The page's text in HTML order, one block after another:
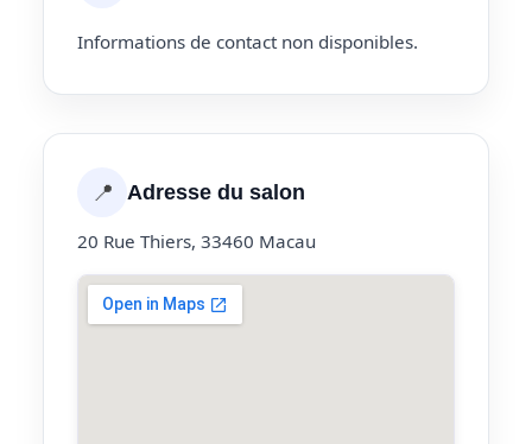
Informations de contact non disponibles.
📍 Adresse du salon
20 Rue Thiers, 33460 Macau